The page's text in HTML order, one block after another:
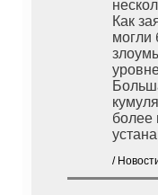
Как
могли
более
/